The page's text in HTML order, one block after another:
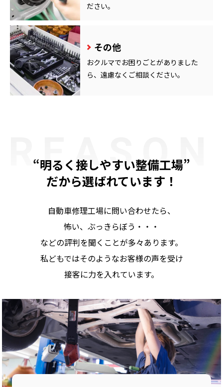
ださい。
その他
おクルマでお困りごとがありました
ら、遠慮なくご相談ください。
“明るく接しやすい整備工場”
だから選ばれています！
REASON
自動車修理工場に問い合わせたら、
怖い、ぶっきらぼう・・・
などの評判を聞くことが多々あります。
私どもではそのようなお客様の声を受け
接客に力を入れています。